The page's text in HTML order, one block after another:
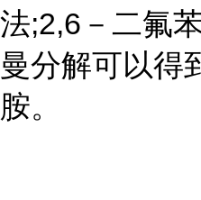
法;2,6－二氟
曼分解可以得
胺。